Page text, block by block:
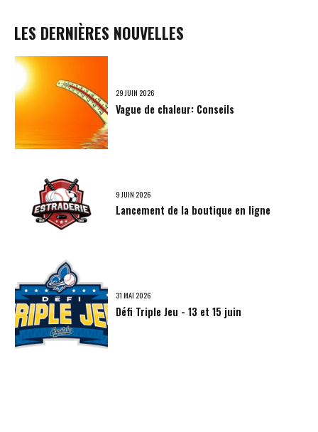
LES DERNIÈRES NOUVELLES
29 JUIN 2026
Vague de chaleur: Conseils
9 JUIN 2026
Lancement de la boutique en ligne
31 MAI 2026
Défi Triple Jeu - 13 et 15 juin